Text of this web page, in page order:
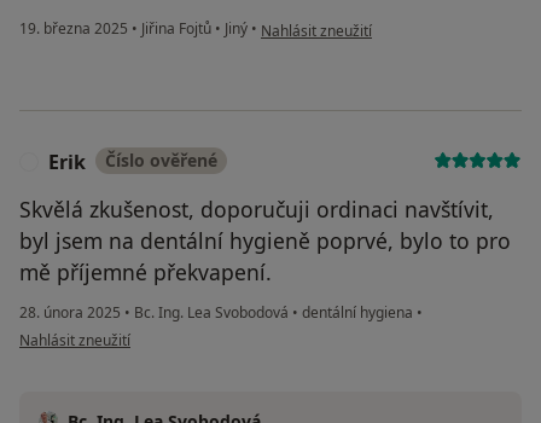
19. března 2025 • Jiřina Fojtů • Jiný • podle názoru uživatele Lydie N.
Nahlásit zneužití
Erik Číslo ověřené
Skvělá zkušenost, doporučuji ordinaci navštívit,
byl jsem na dentální hygieně poprvé, bylo to pro
mě příjemné překvapení.
28. února 2025 • Bc. Ing. Lea Svobodová • dentální hygiena •
podle názoru uživatele Erik
Nahlásit zneužití